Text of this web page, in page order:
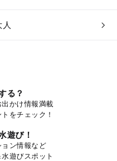
人
る？
かけ情報満載
をチェック！
遊び！
ン情報など
遊びスポット